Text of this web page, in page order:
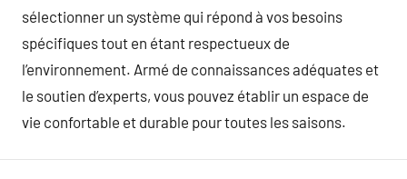
sélectionner un système qui répond à vos besoins
spécifiques tout en étant respectueux de
l’environnement. Armé de connaissances adéquates et
le soutien d’experts, vous pouvez établir un espace de
vie confortable et durable pour toutes les saisons.